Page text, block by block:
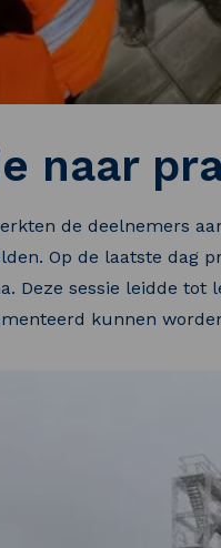
naar
de deelnemers
Op de laatste dag
Deze sessie leidde
kunnen